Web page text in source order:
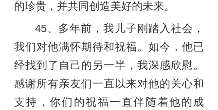
的珍贵，并共同创造美好的未来。
45、多年前，我儿子刚踏入社会，
我们对他满怀期待和祝福。如今，他已
经找到了自己的另一半，我深感欣慰。
感谢所有亲友们一直以来对他的关心和
支持，你们的祝福一直伴随着他的成